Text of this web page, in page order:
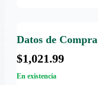
Datos de Compra
$1,021.99
En existencia